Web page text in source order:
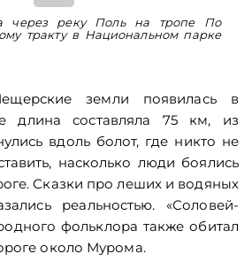
через реку Поль на тропе По
тракту в Национальном парке
земли появилась в
длина составляла 75 км, из
вдоль болот, где никто не
насколько люди боялись
Сказки про леших и водяных
реальностью. «Соловей-
фольклора также обитал
около Мурома.